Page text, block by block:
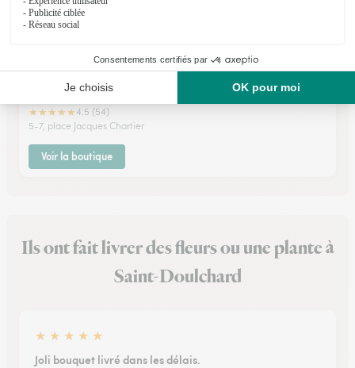
Nice Fleurs
Dun Sur Auron
★★★★★4.5 (54)
5-7, place Jacques Chartier
Voir la boutique
Ils ont fait livrer des fleurs ou une plante à
Saint-Doulchard
★ ★ ★ ★ ★
Joli bouquet livré dans les délais.